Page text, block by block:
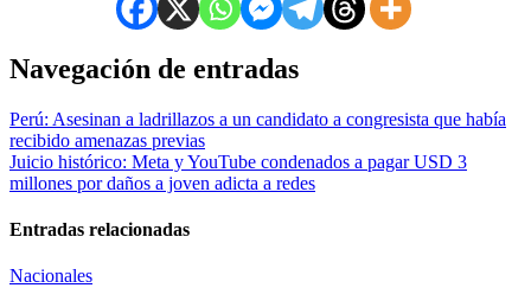
Navegación de entradas
Perú: Asesinan a ladrillazos a un candidato a congresista que había
recibido amenazas previas
Juicio histórico: Meta y YouTube condenados a pagar USD 3
millones por daños a joven adicta a redes
Entradas relacionadas
Nacionales